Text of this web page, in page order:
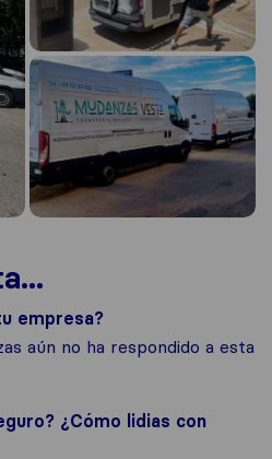
empresa?
aún no ha respondido a esta
¿Cómo lidias con